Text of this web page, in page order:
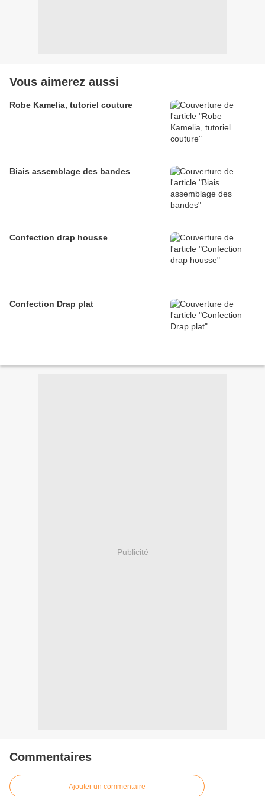
Vous aimerez aussi
Robe Kamelia, tutoriel couture
Biais assemblage des bandes
Confection drap housse
Confection Drap plat
Publicité
Commentaires
Ajouter un commentaire